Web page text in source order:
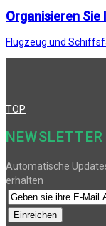
Organisieren Sie
Flugzeug und
TOP
NEWSLETTER
Automatische
erhalten